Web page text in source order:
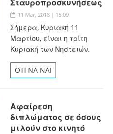
Σταυροπροσκυνήσεως
11 Mar, 2018 | 15:09
Σήμερα, Κυριακή 11
Μαρτίου, είναι η τρίτη
Κυριακή των Νηστειών.
OTI NA NAI
Αφαίρεση
διπλώματος σε όσους
μιλούν στο κινητό